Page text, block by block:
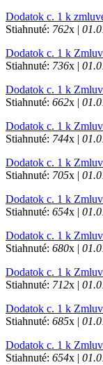
Dodatok c. 1 k
Stiahnuté: 762x |
Dodatok c. 1 k
Stiahnuté: 736x |
Dodatok c. 1 k
Stiahnuté: 662x |
Dodatok c. 1 k
Stiahnuté: 744x |
Dodatok c. 1 k
Stiahnuté: 705x |
Dodatok c. 1 k
Stiahnuté: 654x |
Dodatok c. 1 k
Stiahnuté: 680x |
Dodatok c. 1 k
Stiahnuté: 712x |
Dodatok c. 1 k
Stiahnuté: 685x |
Dodatok c. 1 k
Stiahnuté: 654x |